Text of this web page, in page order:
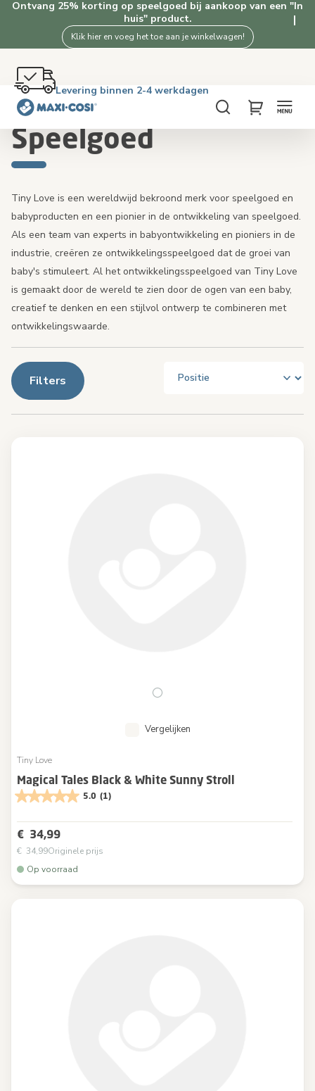
Ontvang 25% korting op speelgoed bij aankoop van een "In
huis" product.
Klik hier en voeg het toe aan je winkelwagen!
Gratis verzending vanaf €50. Shop nu!
4.5★ van 2.5K+ tevreden klanten
Levering binnen 2-4 werkdagen
Gratis retourneren binnen 100 dagen
ZoekenMy Cart
Home Speelgoed
Speelgoed
Tiny Love is een wereldwijd bekroond merk voor speelgoed en
babyproducten en een pionier in de ontwikkeling van speelgoed.
Als een team van experts in babyontwikkeling en pioniers in de
industrie, creëren ze ontwikkelingsspeelgoed dat de groei van
baby's stimuleert. Al het ontwikkelingsspeelgoed van Tiny Love
is gemaakt door de wereld te zien door de ogen van een baby,
creatief te denken en een stijlvol ontwerp te combineren met
ontwikkelingswaarde.
Filters
Vergelijken
Tiny Love
Magical Tales Black & White Sunny Stroll
5.0 (1)
€ 34,99
€ 34,99Originele prijs
Op voorraad